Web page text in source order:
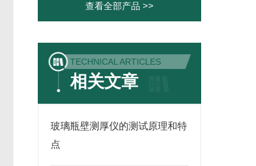
查看全部产品 >>
TECHNICAL ARTICLES
相关文章
玻璃瓶壁测厚仪的测试原理和特
点